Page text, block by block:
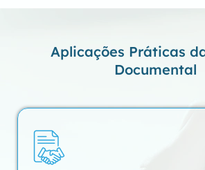
Aplicações Práticas
Documental